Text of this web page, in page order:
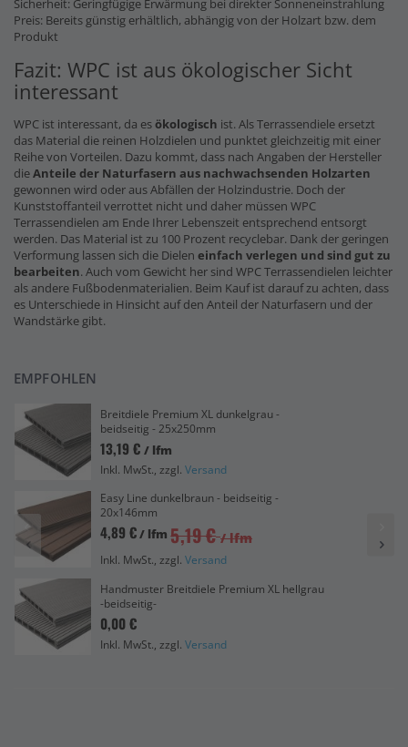
Sicherheit: Geringfügige Erwärmung bei direkter Sonneneinstrahlung
Preis: Bereits günstig erhältlich, abhängig von der Holzart bzw. dem
Produkt
Fazit: WPC ist aus ökologischer Sicht
interessant
WPC ist interessant, da esökologisch ist. Als Terrassendiele ersetzt
das Material die reinen Holzdielen und punktet gleichzeitig mit einer
Reihe von Vorteilen. Dazu kommt, dass nach Angaben der Hersteller
dieAnteile der Naturfasern aus nachwachsenden Holzarten
gewonnen wird oder aus Abfällen der Holzindustrie. Doch der
Kunststoffanteil verrottet nicht und daher müssen WPC
Terrassendielen am Ende Ihrer Lebenszeit entsprechend entsorgt
werden. Das Material ist zu 100 Prozent recyclebar. Dank der geringen
Verformung lassen sich die Dielen einfach verlegen und sind gut zu
bearbeiten. Auch vom Gewicht her sind WPC Terrassendielen leichter
als andere Fußbodenmaterialien. Beim Kauf ist darauf zu achten, dass
es Unterschiede in Hinsicht auf den Anteil der Naturfasern und der
Wandstärke gibt.
EMPFOHLEN
Breitdiele Premium XL dunkelgrau -
beidseitig - 25x250mm
13,19 € / lfm
Inkl. MwSt., zzgl. Versand
Easy Line dunkelbraun - beidseitig -
20x146mm
4,89 €/ lfm 5,19 € / lfm
Inkl. MwSt., zzgl. Versand
Handmuster Breitdiele Premium XL hellgrau
-beidseitig-
0,00 €
Inkl. MwSt., zzgl. Versand